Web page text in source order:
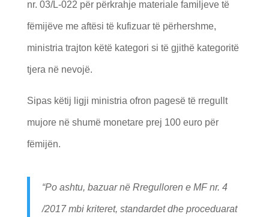
nr. 03/L-022 për përkrahje materiale familjeve të
fëmijëve me aftësi të kufizuar të përhershme,
ministria trajton këtë kategori si të gjithë kategoritë
tjera në nevojë.
Sipas këtij ligji ministria ofron pagesë të rregullt
mujore në shumë monetare prej 100 euro për
fëmijën.
“Po ashtu, bazuar në Rregulloren e MF nr. 4
/2017 mbi kriteret, standardet dhe proceduarat